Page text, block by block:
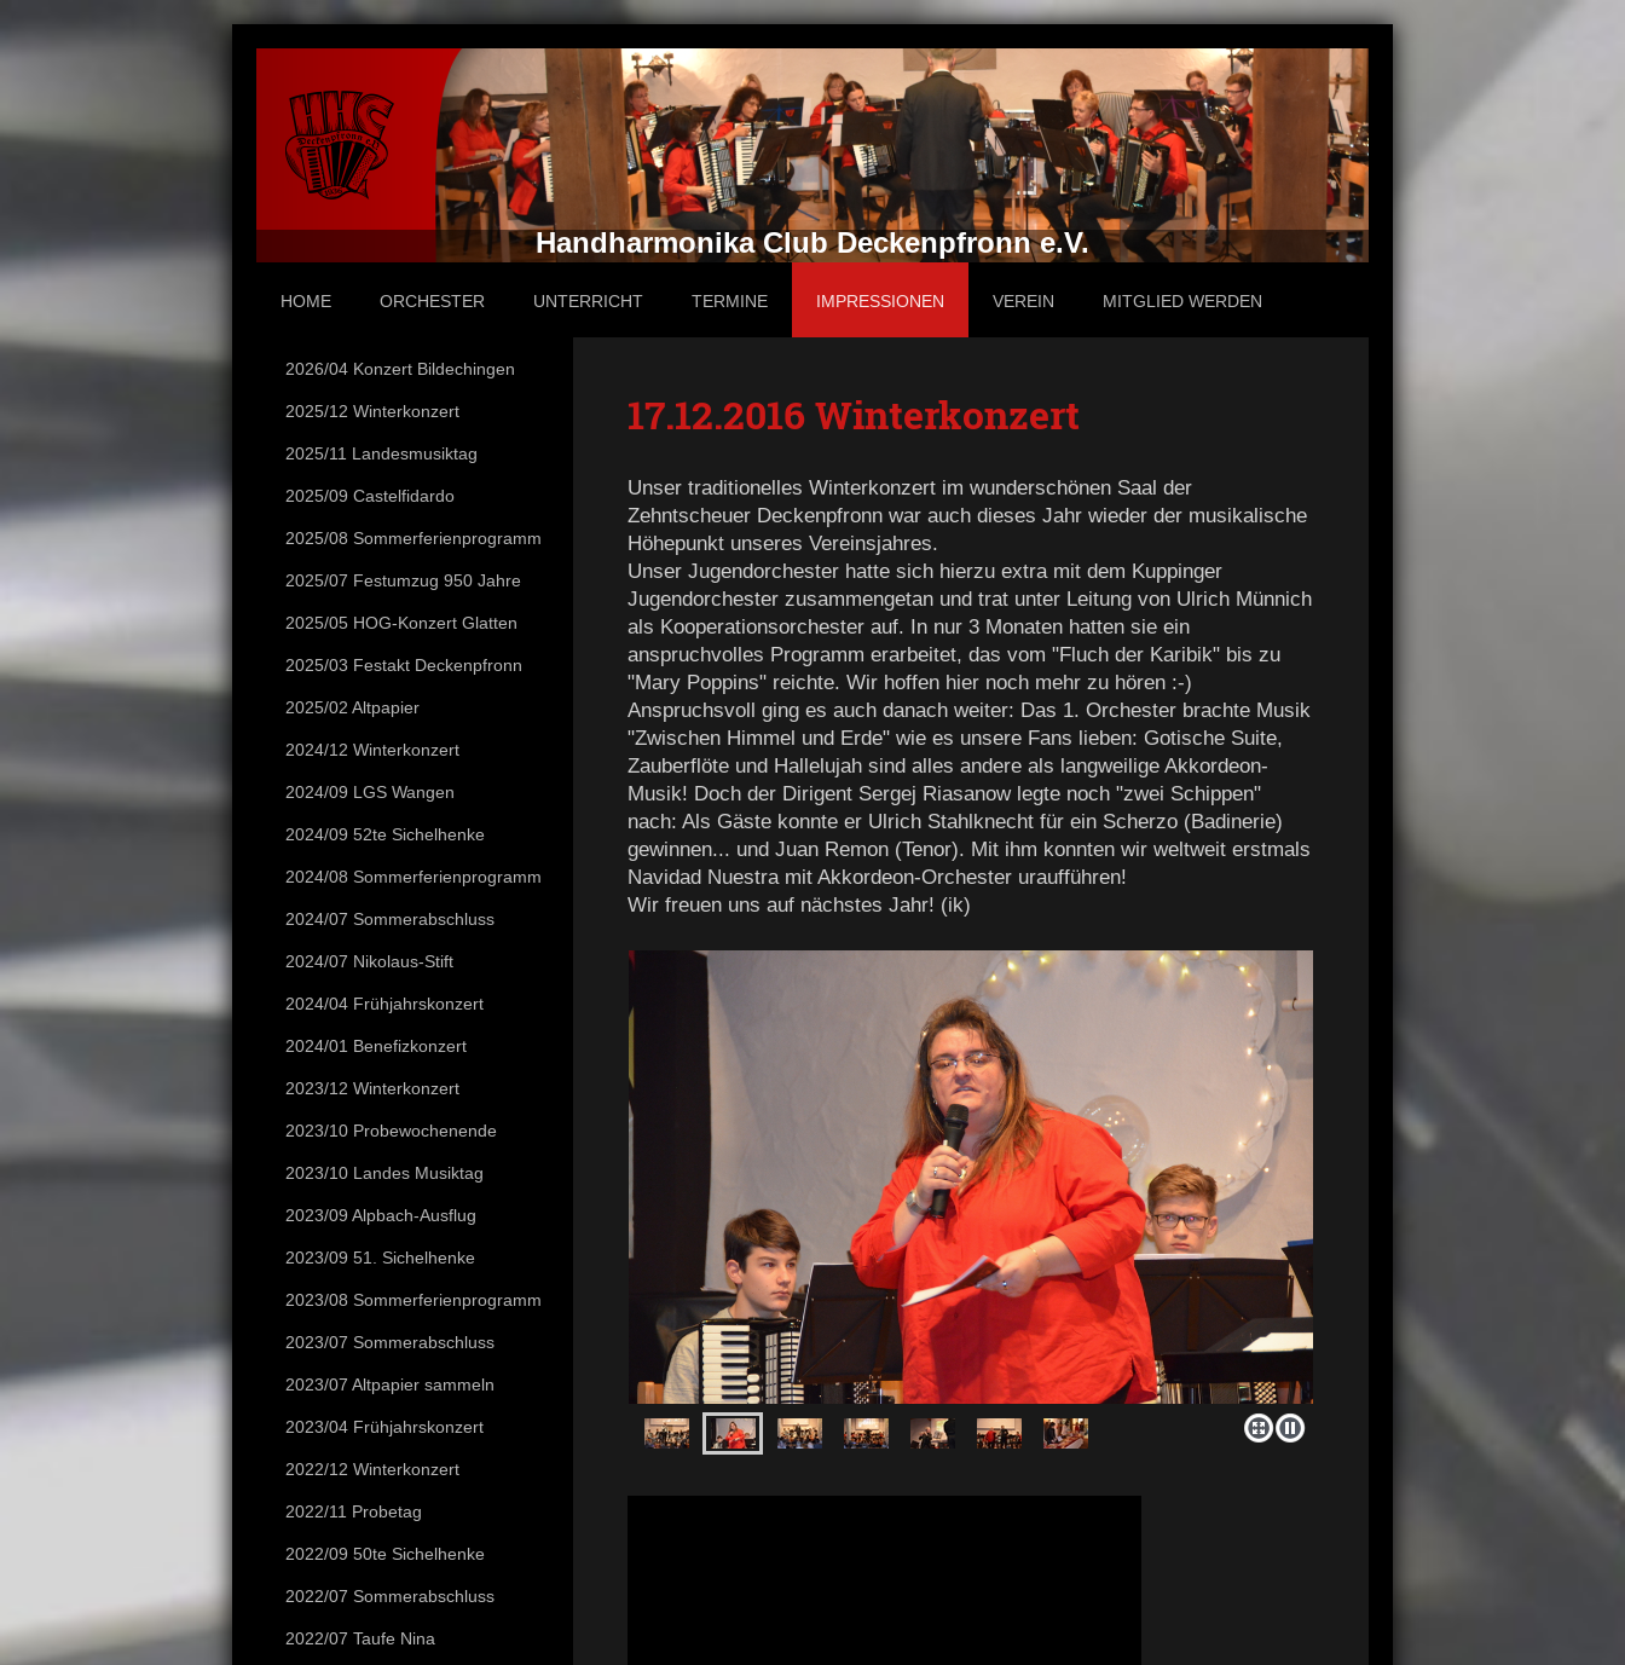
Handharmonika Club Deckenpfronn e.V.
HOME ORCHESTER UNTERRICHT TERMINE IMPRESSIONEN VEREIN MITGLIED WERDEN
17.12.2016 Winterkonzert
Unser traditionelles Winterkonzert im wunderschönen Saal der
Zehntscheuer Deckenpfronn war auch dieses Jahr wieder der musikalische
Höhepunkt unseres Vereinsjahres.
Unser Jugendorchester hatte sich hierzu extra mit dem Kuppinger
Jugendorchester zusammengetan und trat unter Leitung von Ulrich Münnich
als Kooperationsorchester auf. In nur 3 Monaten hatten sie ein
anspruchvolles Programm erarbeitet, das vom "Fluch der Karibik" bis zu
"Mary Poppins" reichte. Wir hoffen hier noch mehr zu hören :-)
Anspruchsvoll ging es auch danach weiter: Das 1. Orchester brachte Musik
"Zwischen Himmel und Erde" wie es unsere Fans lieben: Gotische Suite,
Zauberflöte und Hallelujah sind alles andere als langweilige Akkordeon-
Musik! Doch der Dirigent Sergej Riasanow legte noch "zwei Schippen"
nach: Als Gäste konnte er Ulrich Stahlknecht für ein Scherzo (Badinerie)
gewinnen... und Juan Remon (Tenor). Mit ihm konnten wir weltweit erstmals
Navidad Nuestra mit Akkordeon-Orchester uraufführen!
Wir freuen uns auf nächstes Jahr! (ik)
2026/04 Konzert Bildechingen
2025/12 Winterkonzert
2025/11 Landesmusiktag
2025/09 Castelfidardo
2025/08 Sommerferienprogramm
2025/07 Festumzug 950 Jahre
2025/05 HOG-Konzert Glatten
2025/03 Festakt Deckenpfronn
2025/02 Altpapier
2024/12 Winterkonzert
2024/09 LGS Wangen
2024/09 52te Sichelhenke
2024/08 Sommerferienprogramm
2024/07 Sommerabschluss
2024/07 Nikolaus-Stift
2024/04 Frühjahrskonzert
2024/01 Benefizkonzert
2023/12 Winterkonzert
2023/10 Probewochenende
2023/10 Landes Musiktag
2023/09 Alpbach-Ausflug
2023/09 51. Sichelhenke
2023/08 Sommerferienprogramm
2023/07 Sommerabschluss
2023/07 Altpapier sammeln
2023/04 Frühjahrskonzert
2022/12 Winterkonzert
2022/11 Probetag
2022/09 50te Sichelhenke
2022/07 Sommerabschluss
2022/07 Taufe Nina